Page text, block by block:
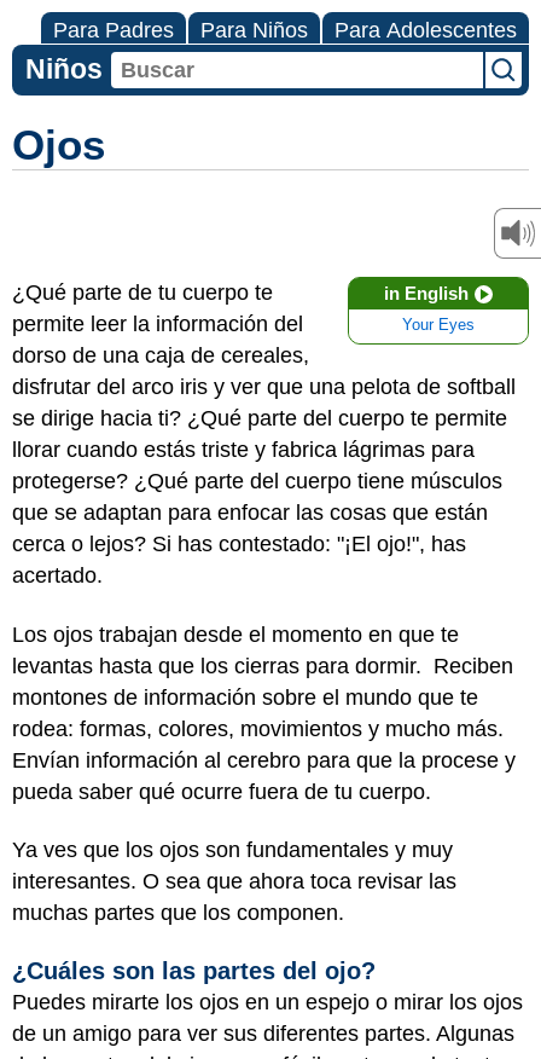
Para Padres Para Niños Para Adolescentes
Niños
Ojos
in English
Your Eyes
¿Qué parte de tu cuerpo te
permite leer la información del
dorso de una caja de cereales,
disfrutar del arco iris y ver que una pelota de softball
se dirige hacia ti? ¿Qué parte del cuerpo te permite
llorar cuando estás triste y fabrica lágrimas para
protegerse? ¿Qué parte del cuerpo tiene músculos
que se adaptan para enfocar las cosas que están
cerca o lejos? Si has contestado: "¡El ojo!", has
acertado.
Los ojos trabajan desde el momento en que te
levantas hasta que los cierras para dormir. Reciben
montones de información sobre el mundo que te
rodea: formas, colores, movimientos y mucho más.
Envían información al cerebro para que la procese y
pueda saber qué ocurre fuera de tu cuerpo.
Ya ves que los ojos son fundamentales y muy
interesantes. O sea que ahora toca revisar las
muchas partes que los componen.
¿Cuáles son las partes del ojo?
Puedes mirarte los ojos en un espejo o mirar los ojos
de un amigo para ver sus diferentes partes. Algunas